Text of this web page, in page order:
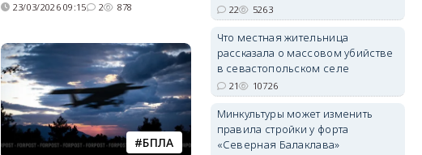
23/03/2026 09:15 2 878
БПЛА
22 5263
Что местная жительница
рассказала о массовом убийстве
в севастопольском селе
21 10726
Минкультуры может изменить
правила стройки у форта
«Северная Балаклава»